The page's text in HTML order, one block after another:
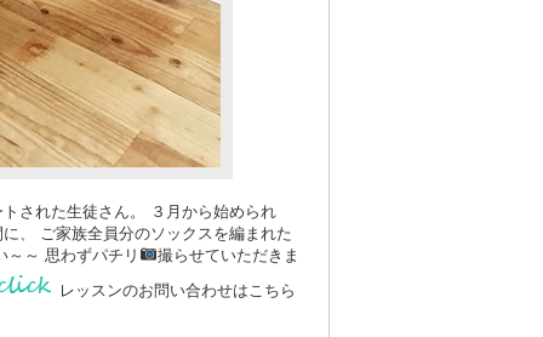
された生徒さん。 ３月から始められ
、 ご家族全員分のソックスを編まれた
～～ 思わずパチリ
撮らせていただきま
レッスンのお問い合わせはこちら